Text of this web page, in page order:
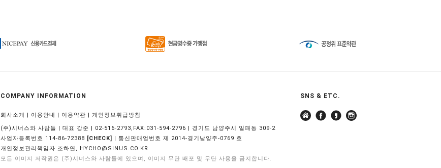
COMPANY INFORMATION
회사소개 | 이용안내 | 이용약관 | 개인정보취급방침
(주)시너스와 사람들 | 대표 강준 | 02-516-2793,FAX:031-594-2796 | 경기도 남양주시 일패동 309-2
사업자등록번호 114-86-72388 [CHECK]
| 통신판매업번호 제 2014-경기남양주-0769 호
개인정보관리책임자 조하연, HYCHO@SINUS.CO.KR
모든 이미지 저작권은 (주)시너스와 사람들에 있으며, 이미지 무단 배포 및 무단 사용을 금지합니다.
SNS & ETC.